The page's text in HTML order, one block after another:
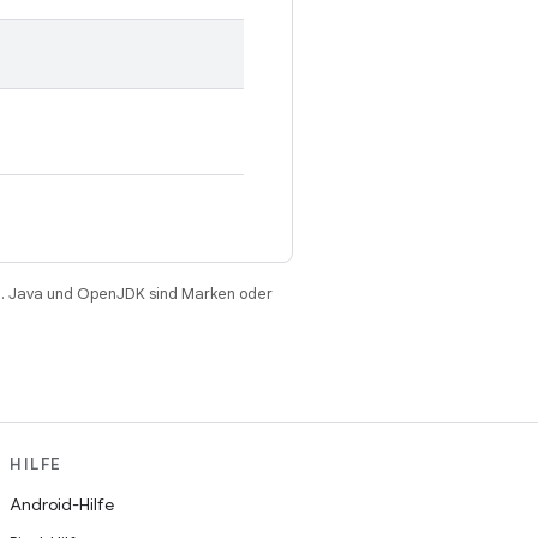
und OpenJDK sind Marken oder
HILFE
Android-Hilfe